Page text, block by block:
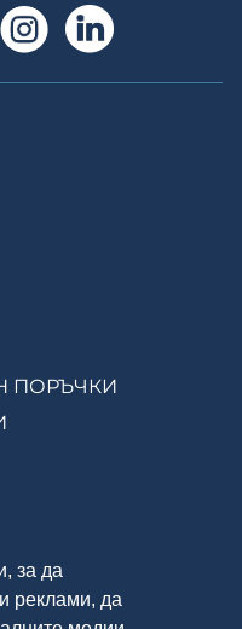
за да
реклами, да
ПОРЪЧКИ